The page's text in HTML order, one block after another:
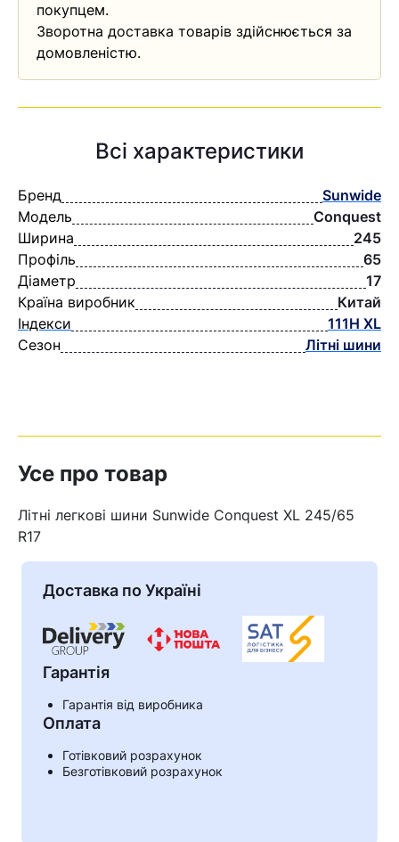
Кошик
покупцем.
Зворотна доставка товарів здійснюється за
домовленістю.
Всі характеристики
Бренд
Sunwide
Модель
Conquest
Ширина
245
Профіль
65
Діаметр
17
Країна виробник
Китай
Індекси
111H XL
Сезон
Літні шини
Усе про товар
Літні легкові шини Sunwide Conquest XL 245/65
R17
Доставка по Україні
Гарантія
Гарантія від виробника
Оплата
Готівковий розрахунок
Безготівковий розрахунок